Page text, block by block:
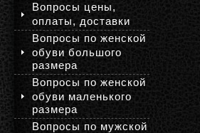
Вопросы цены,
оплаты, доставки
Вопросы по женской
обуви большого
размера
Вопросы по женской
обуви маленького
размера
Вопросы по мужской